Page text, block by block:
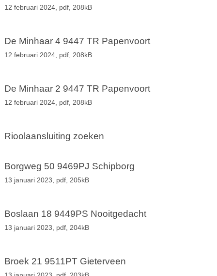
12 februari 2024, pdf, 208kB
De Minhaar 4 9447 TR Papenvoort
12 februari 2024, pdf, 208kB
De Minhaar 2 9447 TR Papenvoort
12 februari 2024, pdf, 208kB
Rioolaansluiting zoeken
Borgweg 50 9469PJ Schipborg
13 januari 2023, pdf, 205kB
Boslaan 18 9449PS Nooitgedacht
13 januari 2023, pdf, 204kB
Broek 21 9511PT Gieterveen